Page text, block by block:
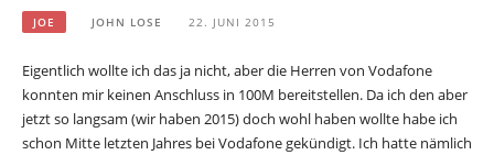
JOE JOHN LOSE 22. JUNI 2015
Eigentlich wollte ich das ja nicht, aber die Herren von Vodafone
konnten mir keinen Anschluss in 100M bereitstellen. Da ich den aber
jetzt so langsam (wir haben 2015) doch wohl haben wollte habe ich
schon Mitte letzten Jahres bei Vodafone gekündigt. Ich hatte nämlich